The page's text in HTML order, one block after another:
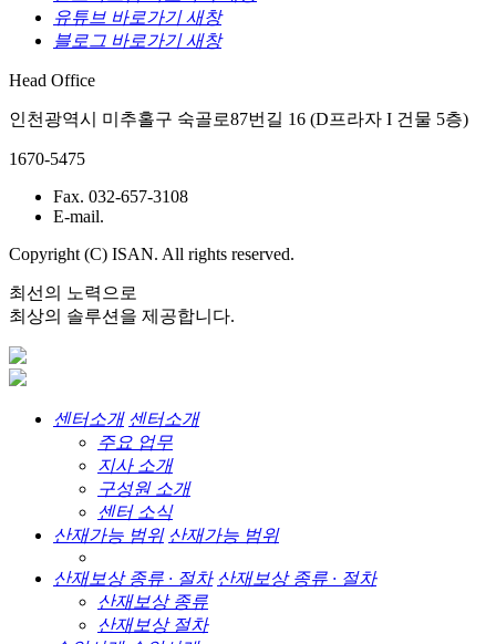
유튜브 바로가기 새창
블로그 바로가기 새창
Head Office
인천광역시 미추홀구 숙골로87번길 16 (D프라자 I 건물 5층)
1670-5475
Fax. 032-657-3108
E-mail.
Copyright (C) ISAN. All rights reserved.
최선의 노력으로
최상의 솔루션을 제공합니다.
센터소개 센터소개
주요 업무
지사 소개
구성원 소개
센터 소식
산재가능 범위 산재가능 범위
산재보상 종류 · 절차 산재보상 종류 · 절차
산재보상 종류
산재보상 절차